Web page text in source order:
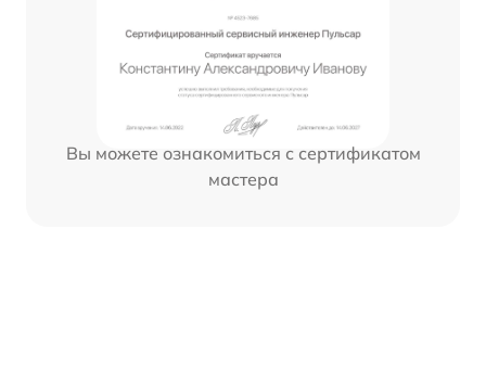
Вы можете ознакомиться с сертификатом
мастера